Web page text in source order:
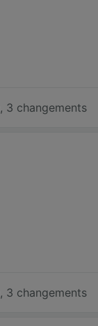
, 3 changements
, 3 changements